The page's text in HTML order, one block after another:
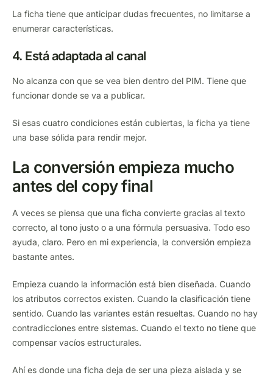
La ficha tiene que anticipar dudas frecuentes, no limitarse a
enumerar características.
4. Está adaptada al canal
No alcanza con que se vea bien dentro del PIM. Tiene que
funcionar donde se va a publicar.
Si esas cuatro condiciones están cubiertas, la ficha ya tiene
una base sólida para rendir mejor.
La conversión empieza mucho
antes del copy final
A veces se piensa que una ficha convierte gracias al texto
correcto, al tono justo o a una fórmula persuasiva. Todo eso
ayuda, claro. Pero en mi experiencia, la conversión empieza
bastante antes.
Empieza cuando la información está bien diseñada. Cuando
los atributos correctos existen. Cuando la clasificación tiene
sentido. Cuando las variantes están resueltas. Cuando no hay
contradicciones entre sistemas. Cuando el texto no tiene que
compensar vacíos estructurales.
Ahí es donde una ficha deja de ser una pieza aislada y se